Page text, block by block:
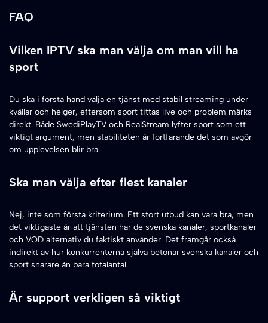
FAQ
Vilken IPTV ska man välja om man vill ha
sport
Du ska i första hand välja en tjänst med stabil streaming under
kvällar och helger, eftersom sport tittas live och problem märks
direkt. Både SwediPlayTV och RealStream lyfter sport som ett
viktigt argument, men stabiliteten är fortfarande det som avgör
om upplevelsen blir bra.
Ska man välja efter flest kanaler
Nej, inte som första kriterium. Ett stort utbud kan vara bra, men
det viktigaste är att tjänsten har de svenska kanaler, sportkanaler
och VOD alternativ du faktiskt använder. Det framgår också
indirekt av hur konkurrenterna själva betonar svenska kanaler och
sport snarare än bara totalantal.
Är support verkligen så viktigt